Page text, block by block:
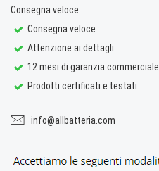
Consegna veloce.
Consegna veloce
Attenzione ai dettagli
12 mesi di garanzia commerciale
Prodotti certificati e testati
info@allbatteria.com